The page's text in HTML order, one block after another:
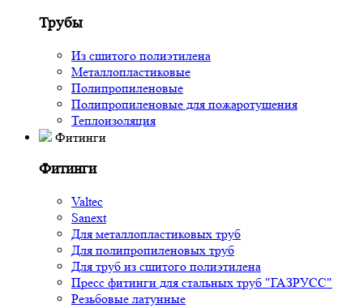
Трубы
Из сшитого полиэтилена
Металлопластиковые
Полипропиленовые
Полипропиленовые для пожаротушения
Теплоизоляция
Фитинги
Фитинги
Valtec
Sanext
Для металлопластиковых труб
Для полипропиленовых труб
Для труб из сшитого полиэтилена
Пресс фитинги для стальных труб "ГАЗРУСС"
Резьбовые латунные